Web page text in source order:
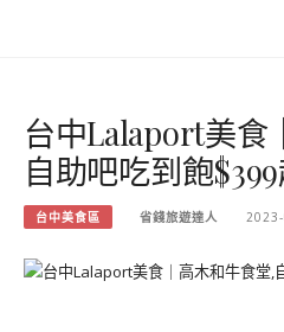
台中Lalaport美食
自助吧吃到飽
台中美食區 省錢旅遊達人